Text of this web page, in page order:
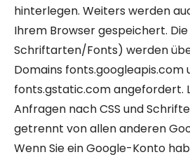
hinterlegen. Weiters werden
Ihrem Browser gespeichert. Die
Schriftarten/Fonts) werden
Domains fonts.googleapis.com
fonts.gstatic.com angefordert.
Anfragen nach CSS und
getrennt von allen anderen
Wenn Sie ein Google-Konto